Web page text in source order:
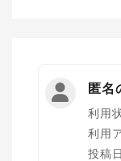
匿名
利用
利用
投稿